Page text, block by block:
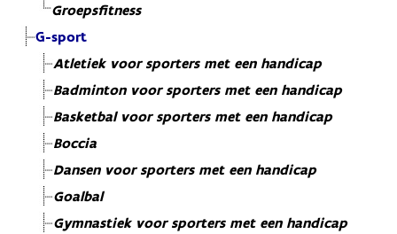
Groepsfitness
G-sport
Atletiek voor sporters met een handicap
Badminton voor sporters met een handicap
Basketbal voor sporters met een handicap
Boccia
Dansen voor sporters met een handicap
Goalbal
Gymnastiek voor sporters met een handicap